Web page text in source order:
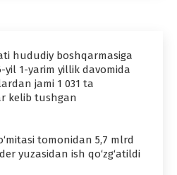
hududiy boshqarmasiga
yil 1-yarim yillik davomida
jami 1 031 ta
kelib tushgan
tomonidan 5,7 mlrd
yuzasidan ish qo‘zg‘atildi